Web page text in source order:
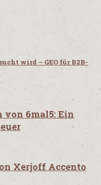
wird – GEO für B2B-
von 6mal5: Ein
Xerjoff Accento